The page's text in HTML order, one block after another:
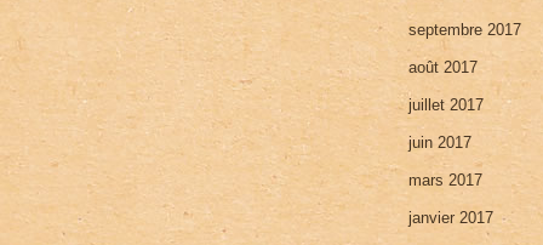
septembre 2017
août 2017
juillet 2017
juin 2017
mars 2017
janvier 2017